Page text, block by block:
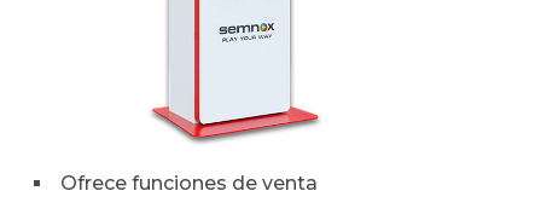
Ofrece funciones de venta